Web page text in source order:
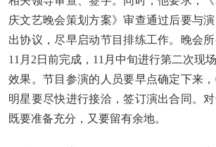
庆文艺晚会策划方案》审查通过后要与
出协议，尽早启动节目排练工作。晚会
11月2日前完成，11月中旬进行第二次现
效果。节目参演的人员要早点确定下来
明星要尽快进行接洽，签订演出合同。对
既要准备充分，又要留有余地。